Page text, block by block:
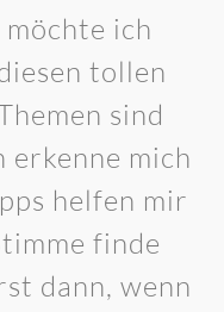
ich
tollen
sind
mich
helfen mir
finde
dann, wenn